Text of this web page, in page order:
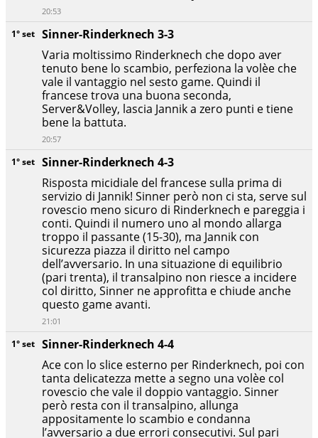
1° set Sinner-Rinderknech 4-4
Ace con lo slice esterno per Rinderknech, poi con
tanta delicatezza mette a segno una volèe col
rovescio che vale il doppio vantaggio. Sinner
però resta con il transalpino, allunga
appositamente lo scambio e condanna
l’avversario a due errori consecutivi. Sul pari
1° set Sinner-Rinderknech 4-3
Risposta micidiale del francese sulla prima di
servizio di Jannik! Sinner però non ci sta, serve sul
rovescio meno sicuro di Rinderknech e pareggia i
conti. Quindi il numero uno al mondo allarga
troppo il passante (15-30), ma Jannik con
sicurezza piazza il diritto nel campo
dell’avversario. In una situazione di equilibrio
(pari trenta), il transalpino non riesce a incidere
col diritto, Sinner ne approfitta e chiude anche
questo game avanti.
21:01
1° set Sinner-Rinderknech 3-3
Varia moltissimo Rinderknech che dopo aver
tenuto bene lo scambio, perfeziona la volèe che
vale il vantaggio nel sesto game. Quindi il
francese trova una buona seconda,
Server&Volley, lascia Jannik a zero punti e tiene
bene la battuta.
20:57
20:53